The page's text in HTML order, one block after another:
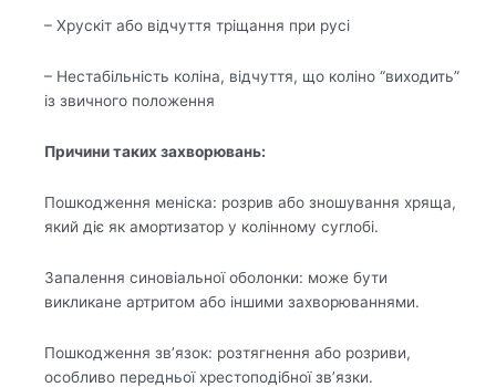
– Хрускіт або відчуття тріщання при русі
– Нестабільність коліна, відчуття, що коліно “виходить”
із звичного положення
Причини таких захворювань:
Пошкодження меніска: розрив або зношування хряща,
який діє як амортизатор у колінному суглобі.
Запалення синовіальної оболонки: може бути
викликане артритом або іншими захворюваннями.
Пошкодження зв’язок: розтягнення або розриви,
особливо передньої хрестоподібної зв’язки.